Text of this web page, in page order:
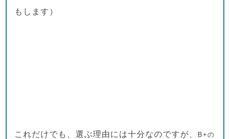
もします）
これだけでも、選ぶ理由には十分なのですが、 B+の